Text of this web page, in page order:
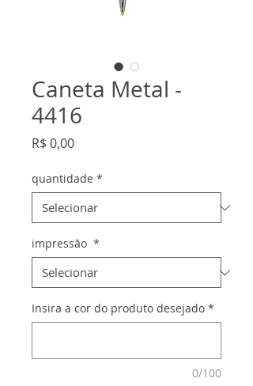
Caneta Metal -
4416
R$ 0,00Preço
quantidade *
impressão *
Insira a cor do produto desejado *
0/100